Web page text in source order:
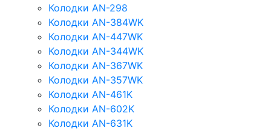
Колодки AN-298
Колодки AN-384WK
Колодки AN-447WK
Колодки AN-344WK
Колодки AN-367WK
Колодки AN-357WK
Колодки AN-461K
Колодки AN-602K
Колодки AN-631K